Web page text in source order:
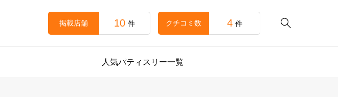

掲載店舗 10 件 クチコミ数 4 件
人気パティスリー一覧